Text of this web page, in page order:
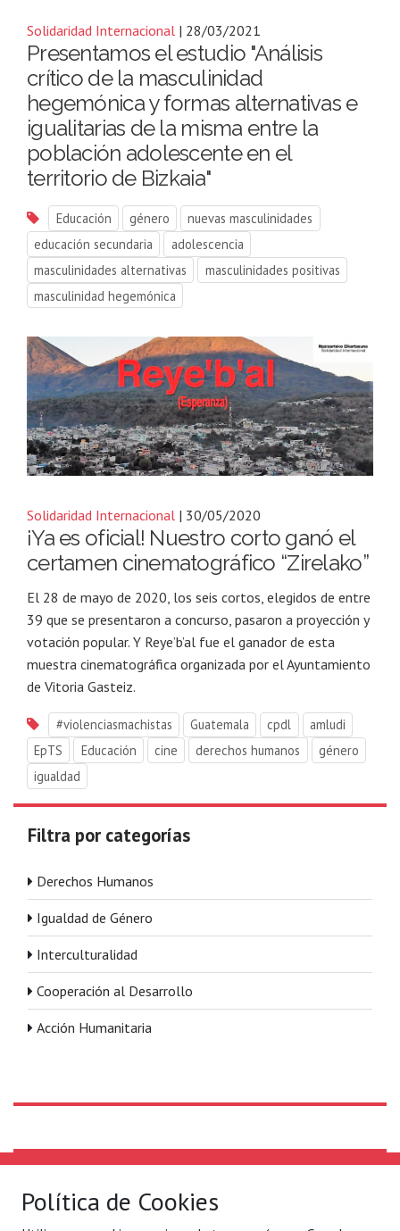
Solidaridad Internacional | 28/03/2021
Presentamos el estudio "Análisis
crítico de la masculinidad
hegemónica y formas alternativas e
igualitarias de la misma entre la
población adolescente en el
territorio de Bizkaia"
Educación género
nuevas masculinidades
educación secundaria
adolescencia
masculinidades alternativas
masculinidades positivas
masculinidad hegemónica
Solidaridad Internacional | 30/05/2020
¡Ya es oficial! Nuestro corto ganó el
certamen cinematográfico “Zirelako”
El 28 de mayo de 2020, los seis cortos, elegidos de entre
39 que se presentaron a concurso, pasaron a proyección y
votación popular. Y Reye’b’al fue el ganador de esta
muestra cinematográfica organizada por el Ayuntamiento
de Vitoria Gasteiz.
#violenciasmachistas Guatemala cpdl
amludi
EpTS
Educación cine derechos humanos
género
igualdad
Filtra por categorías
Derechos Humanos
Igualdad de Género
Interculturalidad
Cooperación al Desarrollo
Acción Humanitaria
Quiénes somos
Por ejes de acción
Política de Cookies